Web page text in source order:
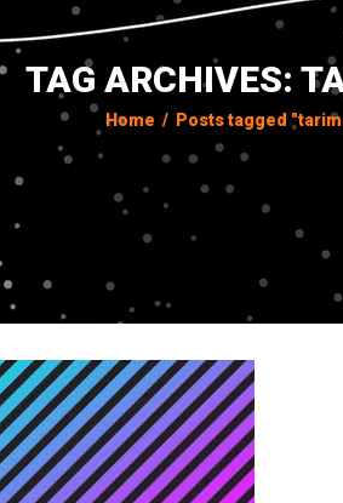
TAG ARCHIVES:
Home / Posts tagged